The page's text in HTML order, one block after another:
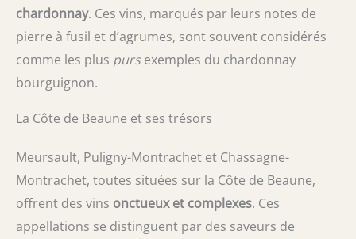
chardonnay. Ces vins, marqués par leurs notes de
pierre à fusil et d’agrumes, sont souvent considérés
comme les plus pursexemples du chardonnay
bourguignon.
La Côte de Beaune et ses trésors
Meursault, Puligny-Montrachet et Chassagne-
Montrachet, toutes situées sur la Côte de Beaune,
offrent des vins onctueux et complexes. Ces
appellations se distinguent par des saveurs de